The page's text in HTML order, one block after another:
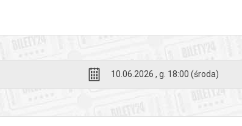
10.06.2026 , g. 18:00 (środa)